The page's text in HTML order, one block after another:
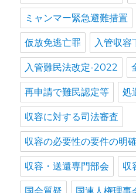
ミャンマー緊急避難措置
仮放免逃亡罪 入管収容
入管難民法改定-2022
再申請で難民認定等 処
収容に対する司法審査
収容の必要性の要件の明
収容・送還専門部会 収